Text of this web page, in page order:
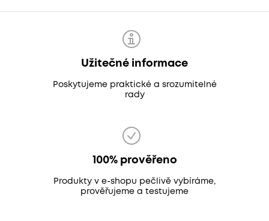
Užitečné informace
Poskytujeme praktické a srozumitelné
rady
100% prověřeno
Produkty v e-shopu pečlivě vybíráme,
prověřujeme a testujeme